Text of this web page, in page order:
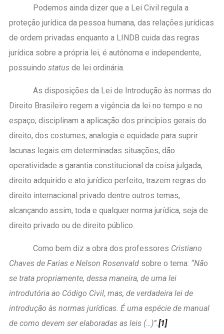
Podemos ainda dizer que a Lei Civil regula a
proteção jurídica da pessoa humana, das relações jurídicas
de ordem privadas enquanto a LINDB cuida das regras
jurídica sobre a própria lei, é autônoma e independente,
possuindo status de lei ordinária.
As disposições da Lei de Introdução às normas do
Direito Brasileiro regem a vigência da lei no tempo e no
espaço; disciplinam a aplicação dos princípios gerais do
direito, dos costumes, analogia e equidade para suprir
lacunas legais em determinadas situações; dão
operatividade a garantia constitucional da coisa julgada,
direito adquirido e ato jurídico perfeito, trazem regras do
direito internacional privado dentre outros temas,
alcançando assim, toda e qualquer norma jurídica, seja de
direito privado ou de direito público.
Como bem diz a obra dos professores Cristiano
Chaves de Farias e Nelson Rosenvald sobre o tema: “Não
se trata propriamente, dessa maneira, de uma lei
introdutória ao Código Civil, mas, de verdadeira lei de
introdução às normas jurídicas. É uma espécie de manual
de como devem ser elaboradas as leis (…)”. [1]